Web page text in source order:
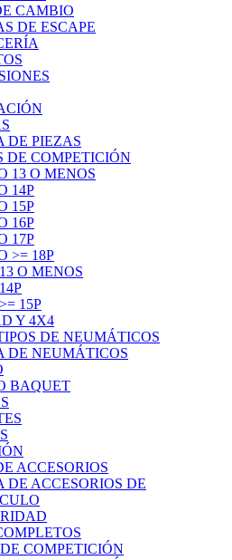
CAMBIO
DE ESCAPE
DE PIEZAS
DE COMPETICIÓN
13 O MENOS
14P
15P
16P
17P
>= 18P
O MENOS
15P
Y 4X4
DE NEUMÁTICOS
DE NEUMÁTICOS
BAQUET
ACCESORIOS
DE ACCESORIOS DE
COMPETICIÓN